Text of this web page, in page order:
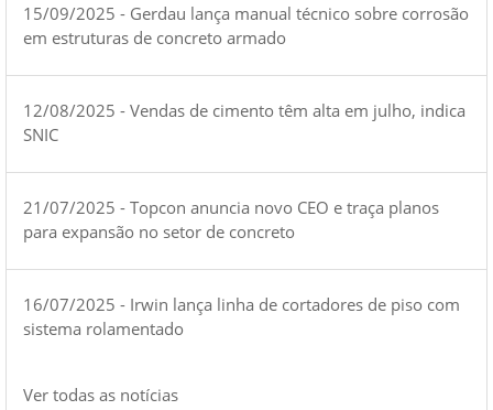
15/09/2025 - Gerdau lança manual técnico sobre corrosão
em estruturas de concreto armado
12/08/2025 - Vendas de cimento têm alta em julho, indica
SNIC
21/07/2025 - Topcon anuncia novo CEO e traça planos
para expansão no setor de concreto
16/07/2025 - Irwin lança linha de cortadores de piso com
sistema rolamentado
Ver todas as notícias